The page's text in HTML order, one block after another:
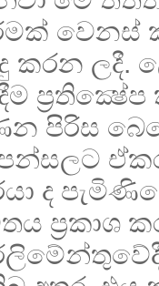
කරන ලදී.
පිරිස
ද
ප‍්‍රකාශ